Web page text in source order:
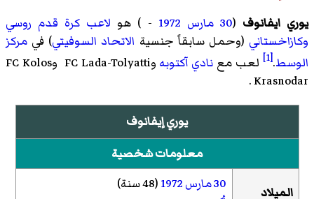
يوري ايفانوف (30 مارس 1972 - ) هو لاعب كرة قدم روسي
وكازاخستاني (وحمل سابقاً جنسية الاتحاد السوفيتي) في مركز
الوسط.
[1] لعب مع نادي آكتوبه وFC Lada-Tolyatti
وFC Kolos
Krasnodar
.
يوري إيفانوف
معلومات شخصية
الميلاد 30 مارس 1972(48 سنة)